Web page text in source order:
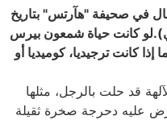
في صحيفة "هآرتس" بتاريخ
كانت حياة شمعون بيرس
كانت ترجيديا، كوميديا أو
قد حلت بالرجل، مثلها
عليه دحرجة صخرة ثقيلة